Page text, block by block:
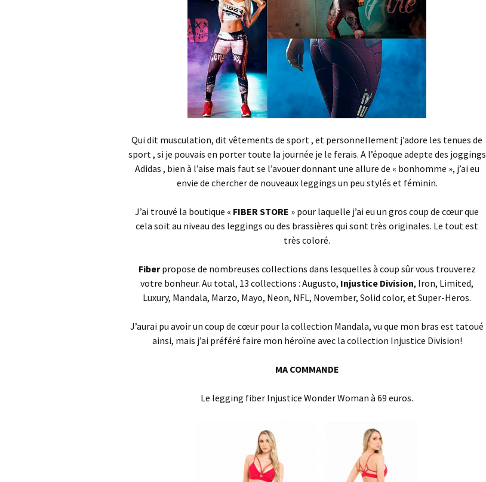
Qui dit musculation, dit vêtements de sport , et personnellement j’adore les tenues de
sport , si je pouvais en porter toute la journée je le ferais. A l’époque adepte des joggings
Adidas , bien à l’aise mais faut se l’avouer donnant une allure de « bonhomme », j’ai eu
envie de chercher de nouveaux leggings un peu stylés et féminin.
J’ai trouvé la boutique « FIBER STORE » pour laquelle j’ai eu un gros coup de cœur que
cela soit au niveau des leggings ou des brassières qui sont très originales. Le tout est
très coloré.
Fiberpropose de nombreuses collections dans lesquelles à coup sûr vous trouverez
votre bonheur. Au total, 13 collections : Augusto, Injustice Division, Iron, Limited,
Luxury, Mandala, Marzo, Mayo, Neon, NFL, November, Solid color, et Super-Heros.
J’aurai pu avoir un coup de cœur pour la collection Mandala, vu que mon bras est tatoué
ainsi, mais j’ai préféré faire mon héroïne avec la collection Injustice Division!
MA COMMANDE
Le legging fiber Injustice Wonder Woman à 69 euros.